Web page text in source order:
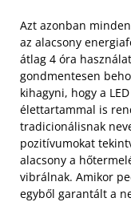
Azt azonban
az alacsony
átlag 4 óra
gondmentesen
kihagyni, hogy a
élettartammal is
tradicionálisnak
pozitívumokat
alacsony a
vibrálnak. Amikor
egyből garantált a